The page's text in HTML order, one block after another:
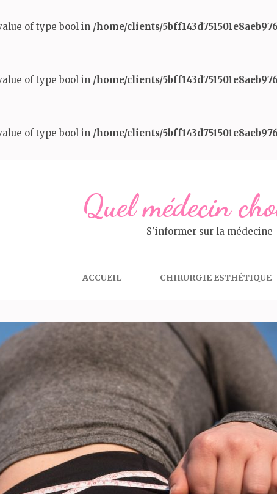
of type bool in /home/clients/
of type bool in /home/clients/
of type bool in /home/clients/
Quel médecin
S'informer sur la médecine
ACCUEIL CHIRURGIE ESTHÉTIQUE